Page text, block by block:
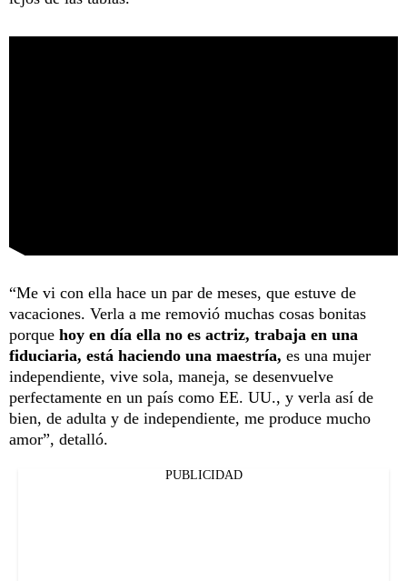
“Me vi con ella hace un par de meses, que estuve de
vacaciones. Verla a me removió muchas cosas bonitas
porque hoy en día ella no es actriz, trabaja en una
fiduciaria, está haciendo una maestría, es una mujer
independiente, vive sola, maneja, se desenvuelve
perfectamente en un país como EE. UU., y verla así de
bien, de adulta y de independiente, me produce mucho
amor”, detalló.
PUBLICIDAD